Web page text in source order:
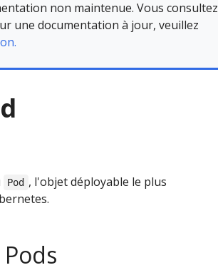
non maintenue. Vous consultez
une documentation à jour, veuillez
Pod , l'objet déployable le plus